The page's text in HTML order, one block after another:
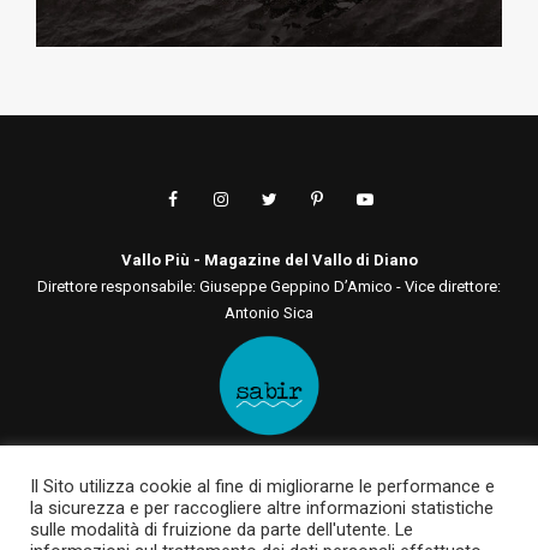
Vallo Più - Magazine del Vallo di Diano
Direttore responsabile: Giuseppe Geppino D’Amico - Vice direttore:
Antonio Sica
Via San Tommaso D'Aquino, 75 00136 - Roma - RM | Via Roma, 133
84030 - Casalbuono - SA
Il Sito utilizza cookie al fine di migliorarne le performance e
la sicurezza e per raccogliere altre informazioni statistiche
sulle modalità di fruizione da parte dell'utente. Le